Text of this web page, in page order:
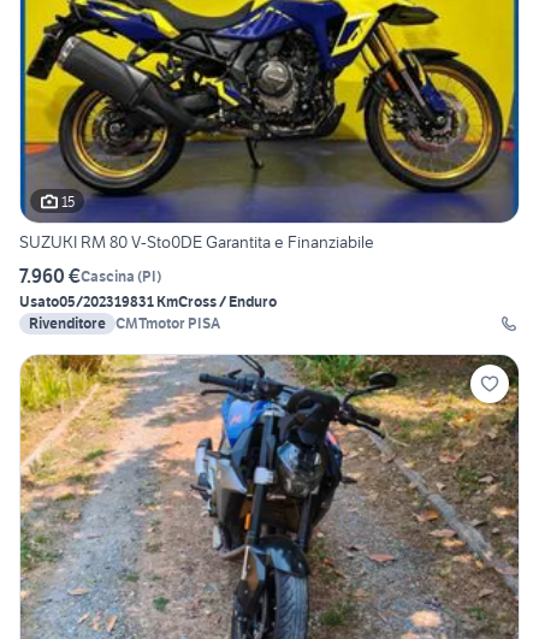
15
SUZUKI RM 80 V-Sto0DE Garantita e Finanziabile
7.960 €Cascina (PI)
Usato05/202319831 KmCross / Enduro
Rivenditore CMTmotor PISA